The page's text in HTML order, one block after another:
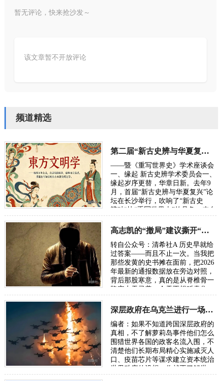
暂无评论，快来抢沙发～
该文章暂不开放评论
频道精选
第二届“新古史辨与华夏复兴”学术研讨会定于10月长沙举行
——暨《重写世界史》学术座谈会
一、缘起 新古史辨学术委员会一、
缘起岁序更替，华章日新。去年9
月，首届“新古史辨与华夏复兴”论
坛在长沙举行，吹响了“新古史
辨”加快“重写世界史”的号角。来自
在反思百年“…
高志凯的“撤局”建议撕开“以夷灭华”的百年剧本
转自公众号：清希社A 历史早就给
过答案——而且不止一次。当我把
那些发黄的史书摊在面前，把2026
年最新的通报数据放在旁边对照，
背后那股寒意，真的是从脊椎骨一
路窜上天灵盖。今天不想贩卖焦
算清楚。因为…
深层政府在乌克兰进行一场“地狱级大实验”，骗了全世界
编者：如果不知道跨国深层政府的
真相，不了解萝莉岛事件他们怎么
围猎世界各国的政客名流入围，不
清楚他们长期布局精心实施减灭人
口、疫苗芯片等谋求建立资本统治
世界秩序的设想，你就不了解世